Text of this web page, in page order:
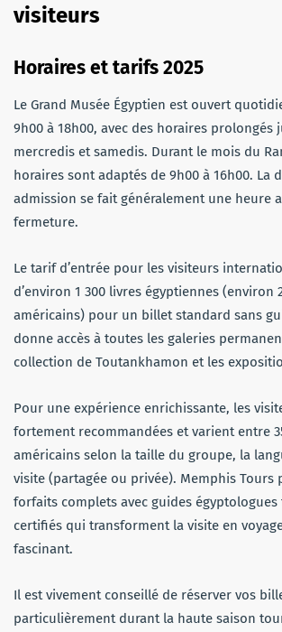
visiteurs
Horaires et tarifs 2025
Le Grand Musée Égyptien est ouvert
9h00 à 18h00, avec des horaires prolongés
mercredis et samedis. Durant le mois du
horaires sont adaptés de 9h00 à 16h00. La
admission se fait généralement une heure
fermeture.
Le tarif d’entrée pour les visiteurs
d’environ 1 300 livres égyptiennes (environ
américains) pour un billet standard sans
donne accès à toutes les galeries
collection de Toutankhamon et les
Pour une expérience enrichissante, les
fortement recommandées et varient entre
américains selon la taille du groupe, la
visite (partagée ou privée). Memphis Tours
forfaits complets avec guides
certifiés qui transforment la visite en
fascinant.
Il est vivement conseillé de réserver vos
particulièrement durant la haute saison